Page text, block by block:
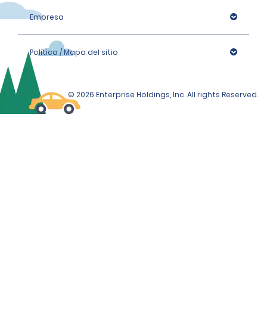
Empresa
Política / Mapa del sitio
© 2026 Enterprise Holdings, Inc. All rights Reserved.